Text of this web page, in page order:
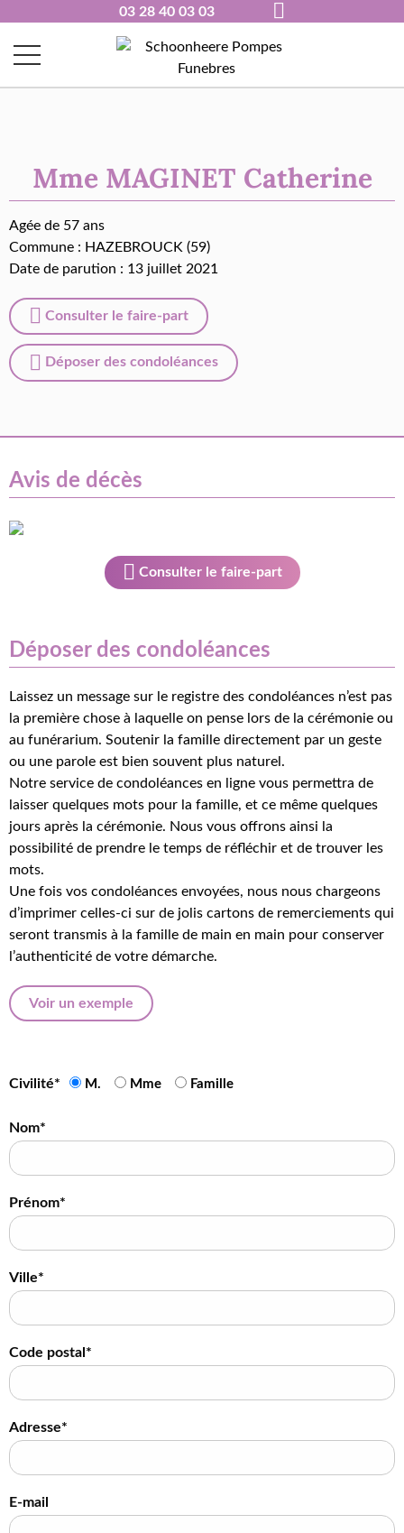
03 28 40 03 03
Mme MAGINET Catherine
Agée de 57 ans
Commune : HAZEBROUCK (59)
Date de parution : 13 juillet 2021
Consulter le faire-part
Déposer des condoléances
Avis de décès
Consulter le faire-part
Déposer des condoléances
Laissez un message sur le registre des condoléances n’est pas
la première chose à laquelle on pense lors de la cérémonie ou
au funérarium. Soutenir la famille directement par un geste
ou une parole est bien souvent plus naturel.
Notre service de condoléances en ligne vous permettra de
laisser quelques mots pour la famille, et ce même quelques
jours après la cérémonie. Nous vous offrons ainsi la
possibilité de prendre le temps de réfléchir et de trouver les
mots.
Une fois vos condoléances envoyées, nous nous chargeons
d’imprimer celles-ci sur de jolis cartons de remerciements qui
seront transmis à la famille de main en main pour conserver
l’authenticité de votre démarche.
Voir un exemple
Civilité* M. Mme Famille
Nom*
Prénom*
Ville*
Code postal*
Adresse*
E-mail